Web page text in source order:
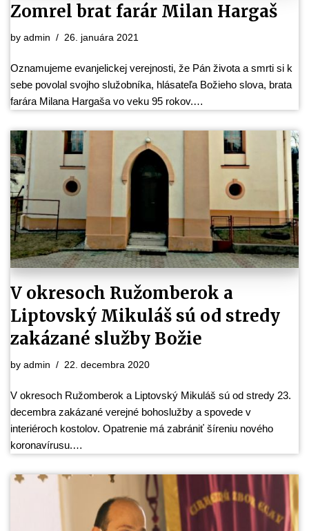
Zomrel brat farár Milan Hargaš
by admin 26. januára 2021
Oznamujeme evanjelickej verejnosti, že Pán života a smrti si k
sebe povolal svojho služobníka, hlásateľa Božieho slova, brata
farára Milana Hargaša vo veku 95 rokov.…
V okresoch Ružomberok a
Liptovský Mikuláš sú od stredy
zakázané služby Božie
by admin 22. decembra 2020
V okresoch Ružomberok a Liptovský Mikuláš sú od stredy 23.
decembra zakázané verejné bohoslužby a spovede v
interiéroch kostolov. Opatrenie má zabrániť šíreniu nového
koronavírusu.…